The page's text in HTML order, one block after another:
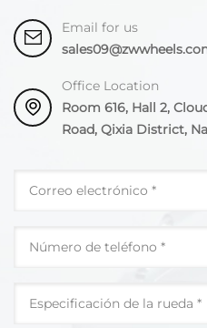
Email for us
Office Location
Room 616, Hall 2,
Road, Qixia District,